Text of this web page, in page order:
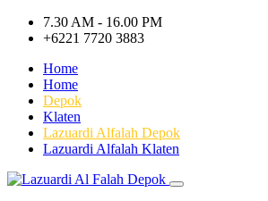
7.30 AM - 16.00 PM
+6221 7720 3883
Home
Home
Depok
Klaten
Lazuardi Alfalah Depok
Lazuardi Alfalah Klaten